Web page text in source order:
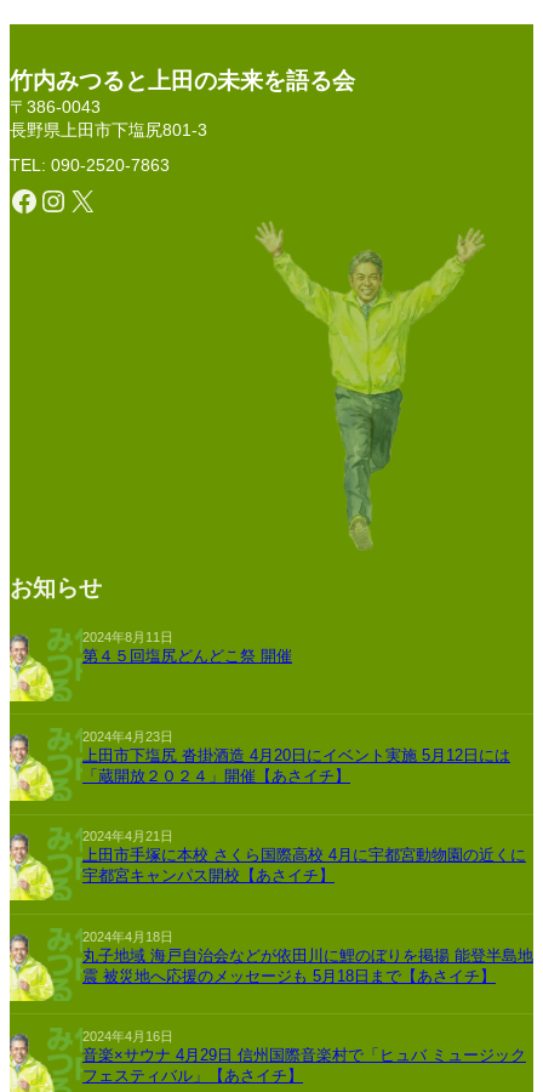
竹内みつると上田の未来を語る会
〒386-0043
長野県上田市下塩尻801-3
TEL: 090-2520-7863
Facebook Instagram X
お知らせ
2024年8月11日
第４５回塩尻どんどこ祭 開催
2024年4月23日
上田市下塩尻 沓掛酒造 4月20日にイベント実施 5月12日には
「蔵開放２０２４」開催【あさイチ】
2024年4月21日
上田市手塚に本校 さくら国際高校 4月に宇都宮動物園の近くに
宇都宮キャンパス開校【あさイチ】
2024年4月18日
丸子地域 海戸自治会などが依田川に鯉のぼりを掲揚 能登半島地
震 被災地へ応援のメッセージも 5月18日まで【あさイチ】
2024年4月16日
音楽×サウナ 4月29日 信州国際音楽村で「ヒュバ ミュージック
フェスティバル」【あさイチ】